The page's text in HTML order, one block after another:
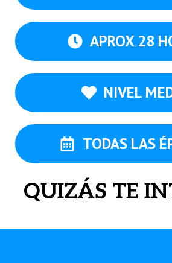
APROX 28
NIVEL
TODAS LAS
QUIZÁS TE